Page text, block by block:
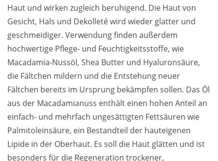
Haut und wirken zugleich beruhigend. Die Haut von
Gesicht, Hals und Dekolleté wird wieder glatter und
geschmeidiger. Verwendung finden außerdem
hochwertige Pflege- und Feuchtigkeitsstoffe, wie
Macadamia-Nussöl, Shea Butter und Hyaluronsäure,
die Fältchen mildern und die Entstehung neuer
Fältchen bereits im Ursprung bekämpfen sollen. Das Öl
aus der Macadamianuss enthält einen hohen Anteil an
einfach- und mehrfach ungesättigten Fettsäuren wie
Palmitoleinsäure, ein Bestandteil der hauteigenen
Lipide in der Oberhaut. Es soll die Haut glätten und ist
besonders für die Regeneration trockener,